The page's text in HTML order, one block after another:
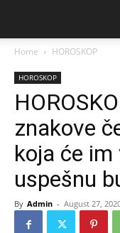
Home HOROSKOP
HOROSKOP
znakove
koja će
uspešnu
By Admin - August 27,